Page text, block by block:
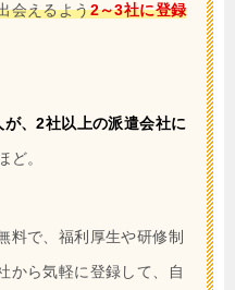
会えるよう2～3社に登録
、2社以上の派遣会社に
ど。
料で、福利厚生や研修制
から気軽に登録して、自